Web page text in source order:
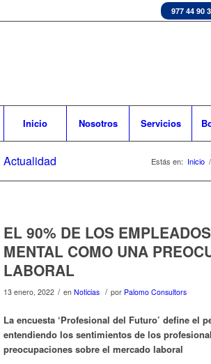
977 44 90
Inicio Nosotros Servicios
Actualidad Estás en: Inicio /
EL 90% DE LOS
MENTAL COMO UNA
LABORAL
13 enero, 2022 / en Noticias / por Palomo Consultors
La encuesta ‘Profesional del Futuro’ define
entendiendo los sentimientos de los
preocupaciones sobre el mercado laboral